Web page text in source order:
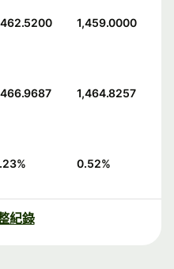
1,459.0000
1,464.8257
% 0.52%
紀錄